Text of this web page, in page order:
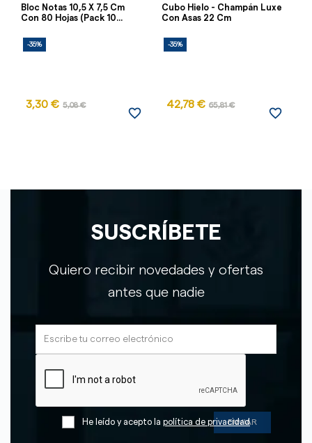
Bloc Notas 10,5 X 7,5 Cm
Con 80 Hojas (Pack 10...
-35%
3,30 € 5,08 €
favorite_border
Cubo Hielo - Champán Luxe
Con Asas 22 Cm
-35%
42,78 € 65,81 €
favorite_border
SUSCRÍBETE
Quiero recibir novedades y ofertas
antes que nadie
He leído y acepto la política de privacidad